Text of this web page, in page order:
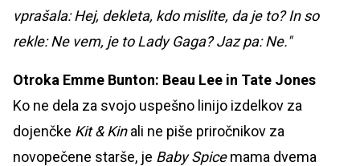
vprašala: Hej, dekleta, kdo mislite, da je to? In so
rekle: Ne vem, je to Lady Gaga? Jaz pa: Ne."
Otroka Emme Bunton: Beau Lee in Tate Jones
Ko ne dela za svojo uspešno linijo izdelkov za
dojenčke Kit & Kinali ne piše priročnikov za
novopečene starše, je Baby Spicemama dvema